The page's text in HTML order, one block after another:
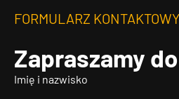
FORMULARZ KONTAKTOWY
Zapraszamy